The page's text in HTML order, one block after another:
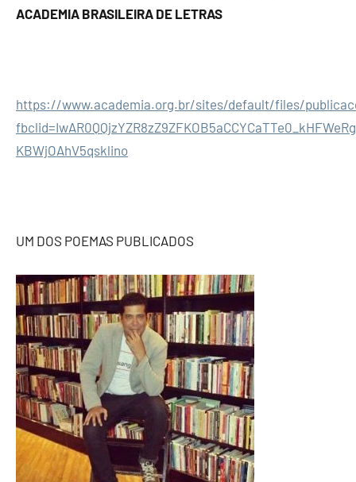
ACADEMIA BRASILEIRA DE LETRAS
https://www.academia.org.br/sites/default/files/
KBWjOAhV5qsklino
UM DOS POEMAS PUBLICADOS